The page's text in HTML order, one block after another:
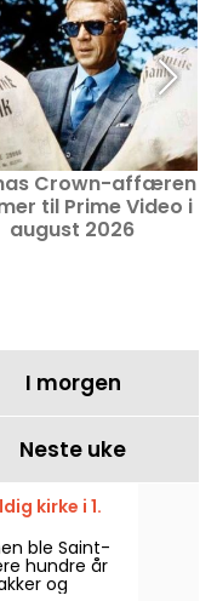
Crown-affæren
til Prime Video i
august 2026
I morgen
Neste uke
kirke i 1.
ble Saint-
hundre år
og